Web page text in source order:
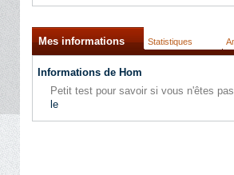
Mes informations Statistiques
Informations de Hom
Petit test pour savoir si vous n'êtes
le